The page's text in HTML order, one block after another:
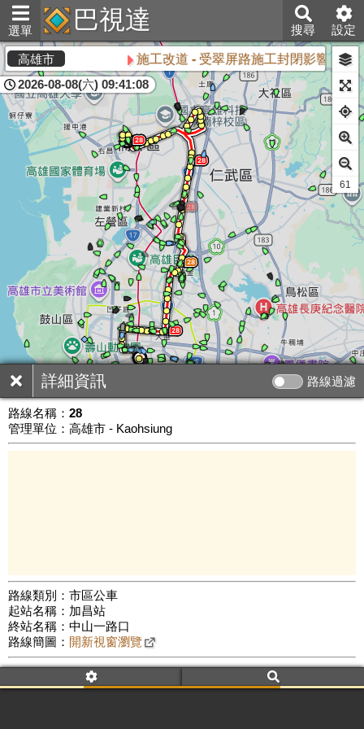
選單 巴視達 搜尋 設定
詳細資訊 路線過濾
路線名稱： 28
管理單位：高雄市 - Kaohsiung
路線類別：市區公車
起站名稱：加昌站
終站名稱：中山一路口
路線簡圖： 開新視窗瀏覽
附屬名稱：28
車頭描述：加昌站
高雄車站
高雄市 施工改道 - 受翠屏路施工封閉影響，部
2026-08-08(六) 09:41:08
公車數量: 累計6346、上線5464
60